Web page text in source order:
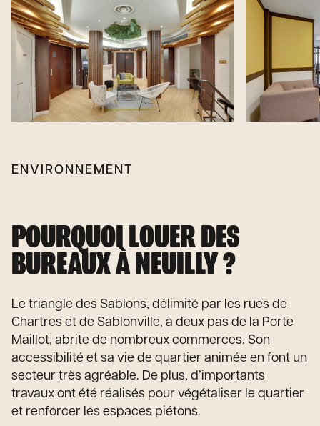
ENVIRONNEMENT
POURQUOI LOUER DES
BUREAUX À NEUILLY ?
Le triangle des Sablons, délimité par les rues de
Chartres et de Sablonville, à deux pas de la Porte
Maillot, abrite de nombreux commerces. Son
accessibilité et sa vie de quartier animée en font un
secteur très agréable. De plus, d’importants
travaux ont été réalisés pour végétaliser le quartier
et renforcer les espaces piétons.